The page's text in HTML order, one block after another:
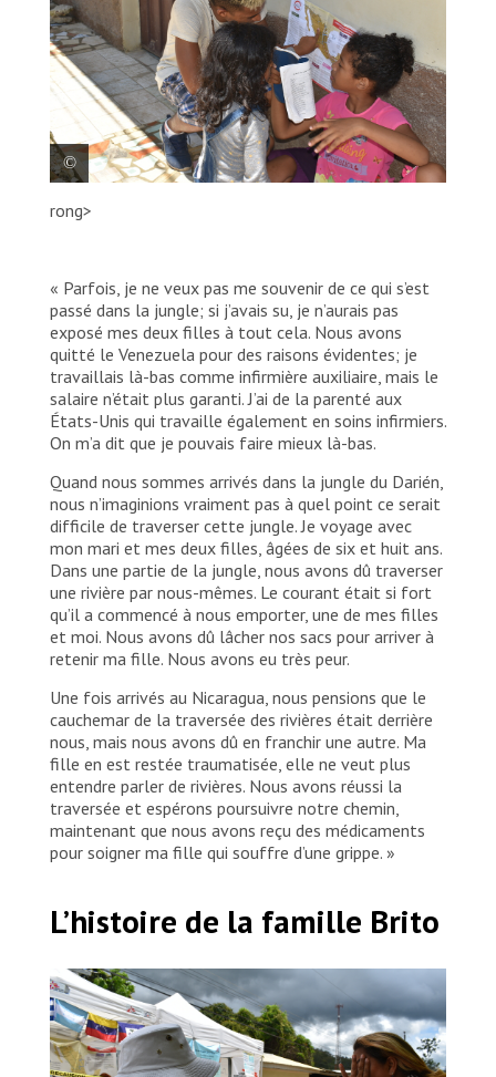
MSF/Laura Aceituno
rong>
« Parfois, je ne veux pas me souvenir de ce qui s’est
passé dans la jungle; si j’avais su, je n’aurais pas
exposé mes deux filles à tout cela. Nous avons
quitté le Venezuela pour des raisons évidentes; je
travaillais là-bas comme infirmière auxiliaire, mais le
salaire n’était plus garanti. J’ai de la parenté aux
États-Unis qui travaille également en soins infirmiers.
On m’a dit que je pouvais faire mieux là-bas.
Quand nous sommes arrivés dans la jungle du Darién,
nous n’imaginions vraiment pas à quel point ce serait
difficile de traverser cette jungle. Je voyage avec
mon mari et mes deux filles, âgées de six et huit ans.
Dans une partie de la jungle, nous avons dû traverser
une rivière par nous-mêmes. Le courant était si fort
qu’il a commencé à nous emporter, une de mes filles
et moi. Nous avons dû lâcher nos sacs pour arriver à
retenir ma fille. Nous avons eu très peur.
Une fois arrivés au Nicaragua, nous pensions que le
cauchemar de la traversée des rivières était derrière
nous, mais nous avons dû en franchir une autre. Ma
fille en est restée traumatisée, elle ne veut plus
entendre parler de rivières. Nous avons réussi la
traversée et espérons poursuivre notre chemin,
maintenant que nous avons reçu des médicaments
pour soigner ma fille qui souffre d’une grippe. »
L’histoire de la famille Brito